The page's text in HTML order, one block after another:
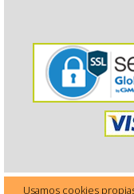
Usamos cookies